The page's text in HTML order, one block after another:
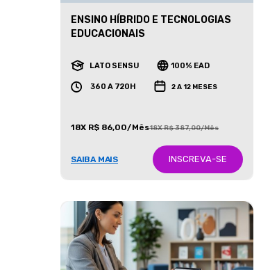
ENSINO HÍBRIDO E TECNOLOGIAS
EDUCACIONAIS
LATO SENSU 100% EAD
360 A 720H 2 A 12 MESES
18X R$ 86,00/Mês18X R$ 387,00/Mês
SAIBA MAIS INSCREVA-SE